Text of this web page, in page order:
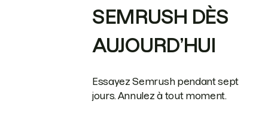
SEMRUSH DÈS
AUJOURD’HUI
Essayez Semrush pendant sept
jours. Annulez à tout moment.